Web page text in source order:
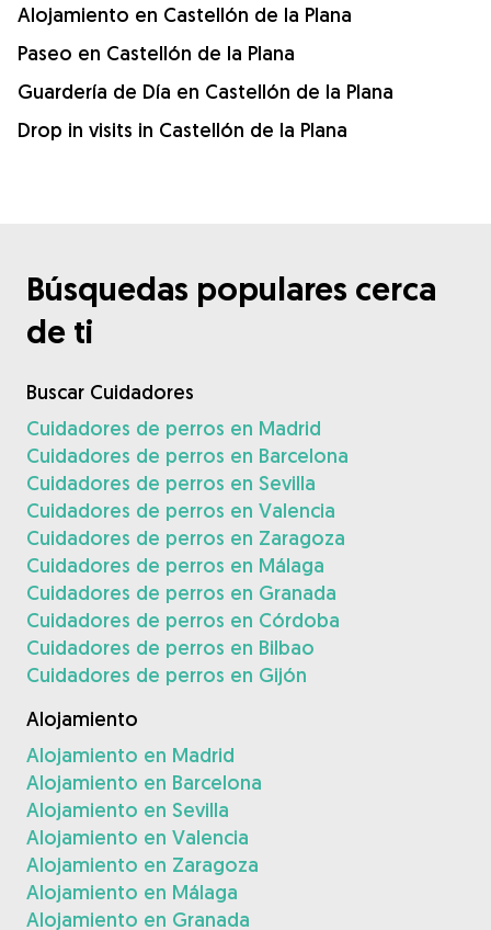
Alojamiento en Castellón de la Plana
Paseo en Castellón de la Plana
Guardería de Día en Castellón de la Plana
Drop in visits in Castellón de la Plana
Búsquedas populares cerca
de ti
Buscar Cuidadores
Cuidadores de perros en Madrid
Cuidadores de perros en Barcelona
Cuidadores de perros en Sevilla
Cuidadores de perros en Valencia
Cuidadores de perros en Zaragoza
Cuidadores de perros en Málaga
Cuidadores de perros en Granada
Cuidadores de perros en Córdoba
Cuidadores de perros en Bilbao
Cuidadores de perros en Gijón
Alojamiento
Alojamiento en Madrid
Alojamiento en Barcelona
Alojamiento en Sevilla
Alojamiento en Valencia
Alojamiento en Zaragoza
Alojamiento en Málaga
Alojamiento en Granada